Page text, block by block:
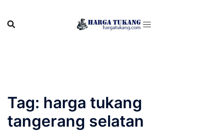
content
Tag: harga tukang
tangerang selatan